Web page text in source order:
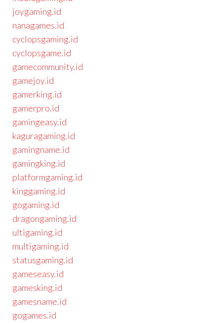
joygaming.id
nanagames.id
cyclopsgaming.id
cyclopsgame.id
gamecommunity.id
gamejoy.id
gamerking.id
gamerpro.id
gamingeasy.id
kaguragaming.id
gamingname.id
gamingking.id
platformgaming.id
kinggaming.id
gogaming.id
dragongaming.id
ultigaming.id
multigaming.id
statusgaming.id
gameseasy.id
gamesking.id
gamesname.id
gogames.id